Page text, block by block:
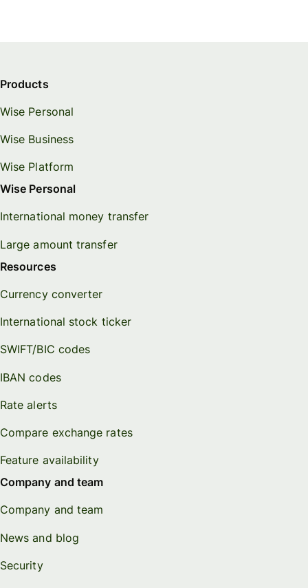
Products
Wise Personal
Wise Business
Wise Platform
Wise Personal
International money transfer
Large amount transfer
Resources
Currency converter
International stock ticker
SWIFT/BIC codes
IBAN codes
Rate alerts
Compare exchange rates
Feature availability
Company and team
Company and team
News and blog
Security